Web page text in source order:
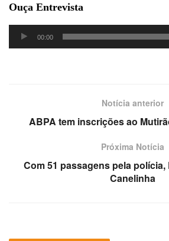
Ouça Entrevista
Tocador
de
00:00
Notícia anterior
ABPA tem inscrições ao
Próxima Notícia
Com 51 passagens pela polícia,
Canelinha